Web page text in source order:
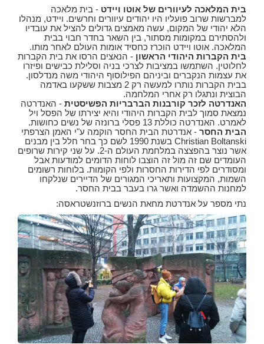
בית המלאכה לעיוורים של אוטו ויידט - בית מלאכה
למברשות שרוב פועליו היו יהודים עיוורים וחרשים. ויידט, מנהלו
הלא יהודי של המקום, עשה מאמצים גדולים להציל את עובדיו
ולהסתירם במקומות מסתור, בין השאר בחדר חבוי בבית
המלאכה. אוטו ויידט הוכרז כחסיד אומות העולם לאחר מותו.
בית הקברות היהודי הראשון - הנאצים הרסו את בית הקברות
לחלוטין. השתמשו במציבות לצרכי בניה וסלילת כבישים ופיזרו
את עצמות הנקברים וביניהם הפילוסוף היהודי משה מנדלסון.
בבית הקברות נותרו למעשה רק 2 מצבות ששקעו באדמה
הבוצית ונתגלו רק אחרי המלחמה.
האנדרטה לזכר קורבנות הברבריות הפשיסטית - האנדרטה
נמצאת סמוך לבית הקברות היהודי והיא יצירתו של הפסל ויל
לאמרט. האנדרטה כוללת 13 פסלי ברונזה של נשים כחושות.
הבית החסר - אנדרטת הבית החסר הוקמה ע"י האמן הצרפתי
Christian Boltanski בשנת 1990 לשם כך בחר חלל בין מבנים
אשר נוצר בהפצצה במלחמת העולם ה-2. על שני קירות שרופים
העומדים שם זה מול זה הוצבו לוחות הדומים למודעות אבל
ומסודרים לפי הדירות החסרות ולפי הקומות. בלוחות רשומים
השמות, המקצועות ותאריכי המגורים של הדיירים שנלקחו
למחנות ההשמדה ואשר גרו בעבר בבית החסר.
נתי מספר על אנדרטת מחאת הנשים ברוזנשטראסה: